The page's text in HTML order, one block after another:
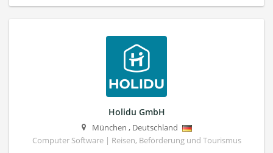
Holidu GmbH
München , Deutschland
Computer Software | Reisen, Beförderung und Tourismus